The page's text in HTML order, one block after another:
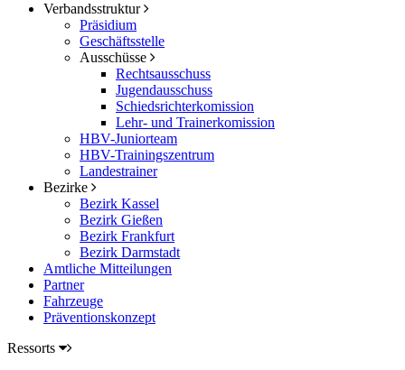
Verbandsstruktur
Präsidium
Geschäftsstelle
Ausschüsse
Rechtsausschuss
Jugendausschuss
Schiedsrichterkomission
Lehr- und Trainerkomission
HBV-Juniorteam
HBV-Trainingszentrum
Landestrainer
Bezirke
Bezirk Kassel
Bezirk Gießen
Bezirk Frankfurt
Bezirk Darmstadt
Amtliche Mitteilungen
Partner
Fahrzeuge
Präventionskonzept
Ressorts